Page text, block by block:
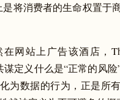
将消费者的生命权置于
网站上广告该酒店，
定义什么是“正常的风
为数据的行为，正是所